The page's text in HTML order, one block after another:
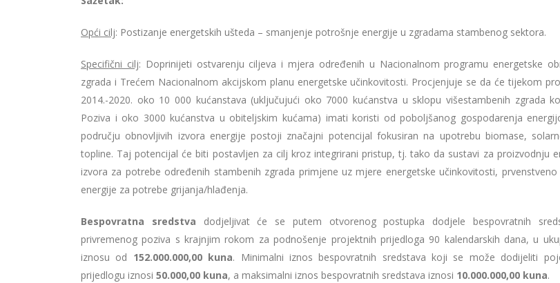
Opći cilj: Postizanje energetskih ušteda – smanjenje potrošnje energije u zgradama stambenog sektora.
Specifični cilj: Doprinijeti ostvarenju ciljeva i mjera određenih u Nacionalnom programu energetske
zgrada i Trećem Nacionalnom akcijskom planu energetske učinkovitosti. Procjenjuje se da će tijekom
2014.-2020. oko 10 000 kućanstava (uključujući oko 7000 kućanstva u sklopu višestambenih zgrada
Poziva i oko 3000 kućanstva u obiteljskim kućama) imati koristi od poboljšanog gospodarenja
području obnovljivih izvora energije postoji značajni potencijal fokusiran na upotrebu biomase,
topline. Taj potencijal će biti postavljen za cilj kroz integrirani pristup, tj. tako da sustavi za proizvodnju
izvora za potrebe određenih stambenih zgrada primjene uz mjere energetske učinkovitosti,
energije za potrebe grijanja/hlađenja.
Bespovratna sredstva dodjeljivat će se putem otvorenog postupka dodjele bespovratnih
privremenog poziva s krajnjim rokom za podnošenje projektnih prijedloga 90 kalendarskih dana, u
iznosu od 152.000.000,00 kuna. Minimalni iznos bespovratnih sredstava koji se može dodijeliti
prijedlogu iznosi 50.000,00 kuna, a maksimalni iznos bespovratnih sredstava iznosi 10.000.000,00 kuna.